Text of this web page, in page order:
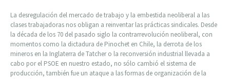
La desregulación del mercado de trabajo y la embestida neoliberal a las
clases trabajadoras nos obligan a reinventar las prácticas sindicales. Desde
la década de los 70 del pasado siglo la contrarrevolución neoliberal, con
momentos como la dictadura de Pinochet en Chile, la derrota de los
mineros en la Inglaterra de Tatcher o la reconversión industrial llevada a
cabo por el PSOE en nuestro estado, no sólo cambió el sistema de
producción, también fue un ataque a las formas de organización de la